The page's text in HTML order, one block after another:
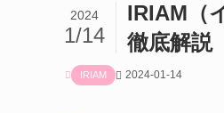
IRIAM（
徹底解説
2024
1/14
IRIAM 2024-01-14